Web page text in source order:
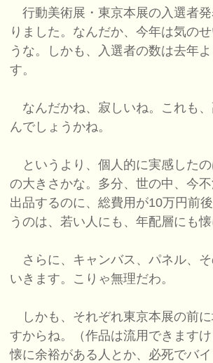
行動美術展・東京本展の入選者
りました。なんだか、今年は気の
うな。しかも、入選者の数は去年
す。
なんだかね、寂しいね。これも
んでしょうかね。
というより、個人的に実感した
の大きさかな。多分、世の中、今
出品するのに、総費用が10万円前
うのは、若い人にも、年配層にも懐
さらに、キャンバス、パネル、
いきます。こりゃ無理だわ。
しかも、それぞれ東京本展の前に
すからね。（作品は流用できますけ
懐に余裕がある人とか、必死でバ